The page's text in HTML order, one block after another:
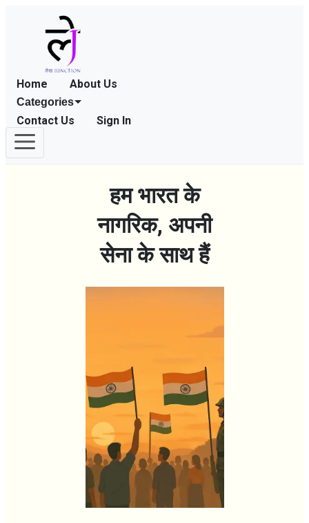
Home About Us
Categories
Contact Us Sign In
हम भारत के
नागरिक, अपनी
सेना के साथ हैं